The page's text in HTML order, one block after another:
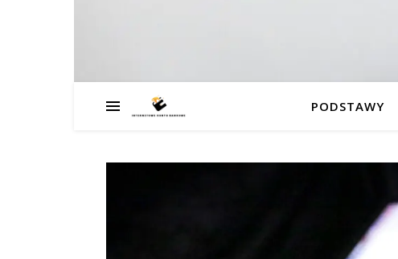
PODSTAWY